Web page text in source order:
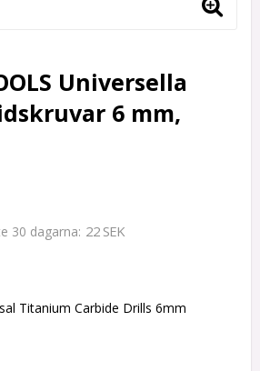
Universella
6 mm,
30 dagarna 22 SEK
Titanium Carbide Drills 6mm